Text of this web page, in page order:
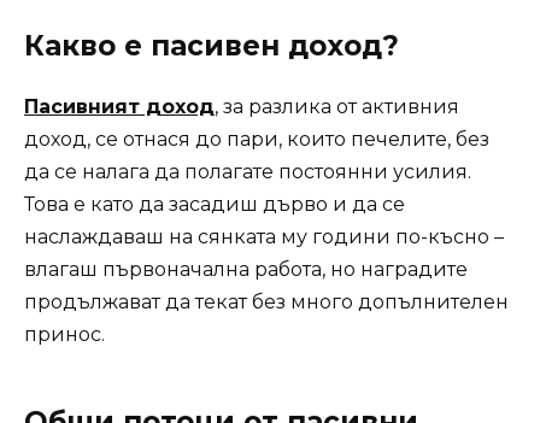
Какво е пасивен доход?
Пасивният доход, за разлика от активния
доход, се отнася до пари, които печелите, без
да се налага да полагате постоянни усилия.
Това е като да засадиш дърво и да се
наслаждаваш на сянката му години по-късно –
влагаш първоначална работа, но наградите
продължават да текат без много допълнителен
принос.